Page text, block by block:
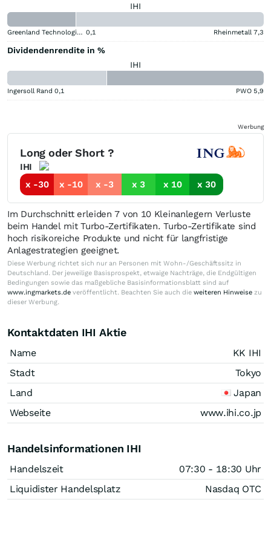
IHI
Greenland Technologies Holding 0,1 Rheinmetall 7,3
Dividendenrendite in %
IHI
Ingersoll Rand 0,1 PWO 5,9
Werbung
Long oder Short ?
IHI
x -30
x -10 x -3 x 3 x 10 x 30
Im Durchschnitt erleiden 7 von 10 Kleinanlegern Verluste
beim Handel mit Turbo-Zertifikaten. Turbo-Zertifikate sind
hoch risikoreiche Produkte und nicht für langfristige
Anlagestrategien geeignet.
Diese Werbung richtet sich nur an Personen mit Wohn-/Geschäftssitz in
Deutschland. Der jeweilige Basisprospekt, etwaige Nachträge, die Endgültigen
Bedingungen sowie das maßgebliche Basisinformationsblatt sind auf
www.ingmarkets.de veröffentlicht. Beachten Sie auch die weiteren Hinweise zu
dieser Werbung.
Kontaktdaten IHI Aktie
Name
KK IHI
Stadt
Tokyo
Land
Japan
Webseite
www.ihi.co.jp
Handelsinformationen IHI
Handelszeit
07:30 - 18:30 Uhr
Liquidister Handelsplatz
Nasdaq OTC